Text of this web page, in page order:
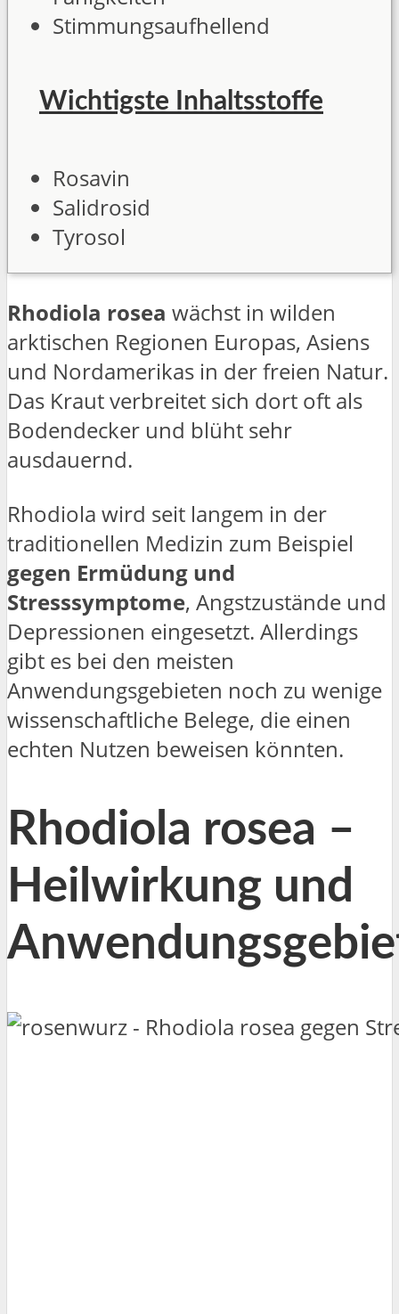
Stimmungsaufhellend
Wichtigste Inhaltsstoffe
Rosavin
Salidrosid
Tyrosol
Rhodiola rosea wächst in wilden
arktischen Regionen Europas, Asiens
und Nordamerikas in der freien Natur.
Das Kraut verbreitet sich dort oft als
Bodendecker und blüht sehr
ausdauernd.
Rhodiola wird seit langem in der
traditionellen Medizin zum Beispiel
gegen Ermüdung und
Stresssymptome, Angstzustände und
Depressionen eingesetzt. Allerdings
gibt es bei den meisten
Anwendungsgebieten noch zu wenige
wissenschaftliche Belege, die einen
echten Nutzen beweisen könnten.
Rhodiola rosea –
Heilwirkung und